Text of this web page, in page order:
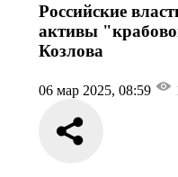
Российские
активы
Козлова
06 мар 2025, 08:59